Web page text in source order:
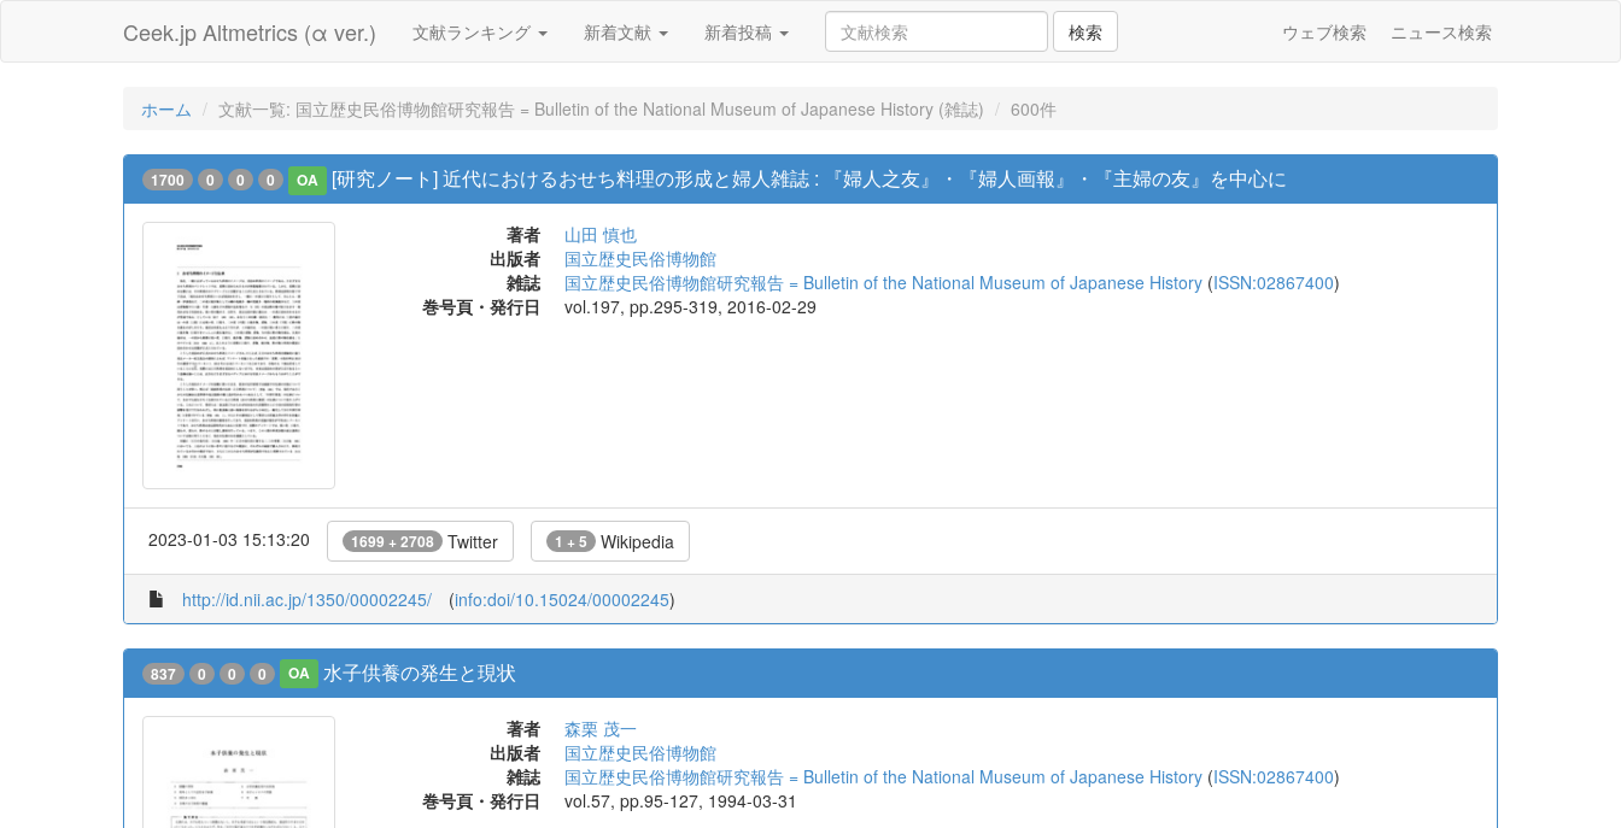
Ceek.jp Altmetrics (α ver.) 文献ランキング 新着文献 新着投稿 検索 ウェブ検索 ニュース検索
ホーム 文献一覧: 国立歴史民俗博物館研究報告 = Bulletin of the National Museum of Japanese History (雑誌) 600件
1700 0 0 0 OA [研究ノート] 近代におけるおせち料理の形成と婦人雑誌 : 『婦人之友』・『婦人画報』・『主婦の友』を中心に
著者
山田 慎也
出版者
国立歴史民俗博物館
雑誌
国立歴史民俗博物館研究報告 = Bulletin of the National Museum of Japanese History (ISSN:02867400)
巻号頁・発行日
vol.197, pp.295-319, 2016-02-29
2023-01-03 15:13:20 1699 + 2708 Twitter 1 + 5 Wikipedia
http://id.nii.ac.jp/1350/00002245/ (info:doi/10.15024/00002245)
837 0 0 0 OA 水子供養の発生と現状
著者
森栗 茂一
出版者
国立歴史民俗博物館
雑誌
国立歴史民俗博物館研究報告 = Bulletin of the National Museum of Japanese History (ISSN:02867400)
巻号頁・発行日
vol.57, pp.95-127, 1994-03-31